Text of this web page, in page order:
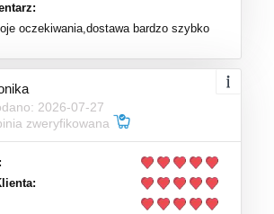
oczekiwania,dostawa bardzo szybko
2026-07-27
zweryfikowana